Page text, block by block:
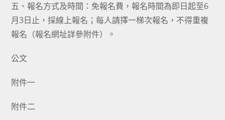
五、報名方式及時間：免報名費，報名時間為即日起至6
月3日止，採線上報名；每人請擇一梯次報名，不得重複
報名（報名網址詳參附件）。
公文
附件一
附件二